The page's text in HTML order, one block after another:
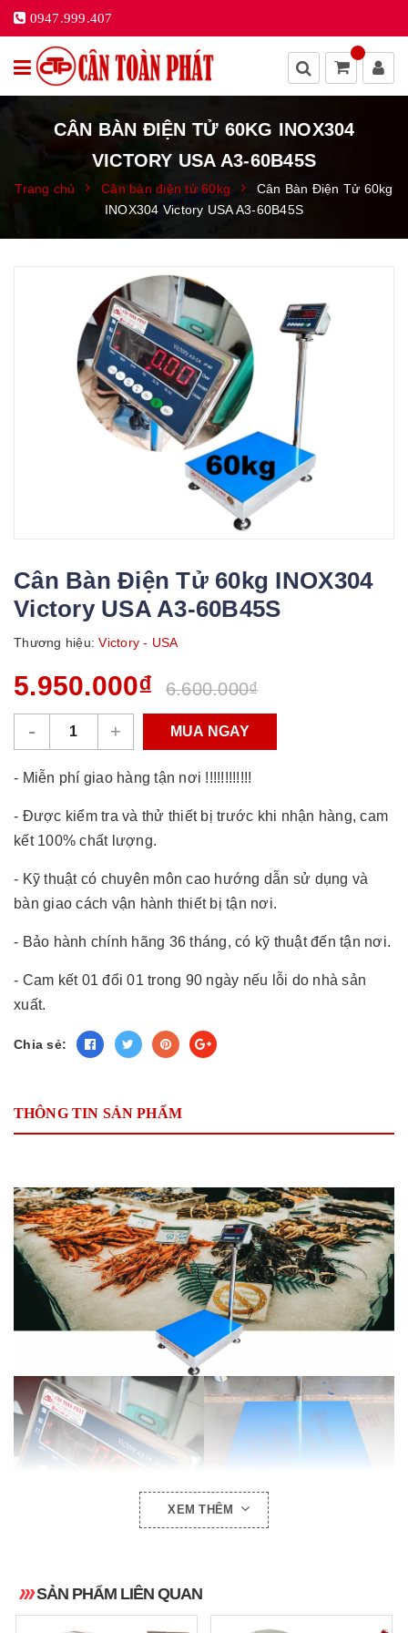
0947.999.407
CÂN BÀN ĐIỆN TỬ 60KG INOX304
VICTORY USA A3-60B45S
Trang chủ Cân bàn điện tử 60kg
Cân Bàn Điện Tử 60kg
INOX304 Victory USA A3-60B45S
Cân Bàn Điện Tử 60kg INOX304
Victory USA A3-60B45S
Thương hiệu: Victory - USA
5.950.000₫ 6.600.000₫
- + MUA NGAY
- Miễn phí giao hàng tận nơi !!!!!!!!!!!!
- Được kiểm tra và thử thiết bị trước khi nhận hàng, cam
kết 100% chất lượng.
- Kỹ thuật có chuyên môn cao hướng dẫn sử dụng và
bàn giao cách vận hành thiết bị tận nơi.
- Bảo hành chính hãng 36 tháng, có kỹ thuật đến tận nơi.
- Cam kết 01 đổi 01 trong 90 ngày nếu lỗi do nhà sản
xuất.
Chia sẻ:
THÔNG TIN SẢN PHẨM
XEM THÊM
SẢN PHẨM LIÊN QUAN